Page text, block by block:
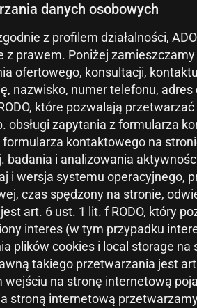
danych osobowych
z profilem działalności,
z prawem. Poniżej
ofertowego, konsultacji,
nazwisko, numer telefonu,
RODO, które pozwalają
obsługi zapytania z formularza
formularza kontaktowego na
badania i analizowania
i wersja systemu operacyjnego,
czas spędzony na stronie,
art. 6 ust. 1 lit. f RODO, który
interes (w tym przypadku
plików cookies i local storage
takiego przetwarzania jest
wejściu na stronę internetową
stroną internetową